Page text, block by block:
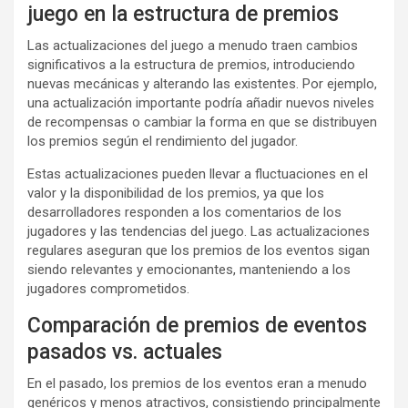
juego en la estructura de premios
Las actualizaciones del juego a menudo traen cambios
significativos a la estructura de premios, introduciendo
nuevas mecánicas y alterando las existentes. Por ejemplo,
una actualización importante podría añadir nuevos niveles
de recompensas o cambiar la forma en que se distribuyen
los premios según el rendimiento del jugador.
Estas actualizaciones pueden llevar a fluctuaciones en el
valor y la disponibilidad de los premios, ya que los
desarrolladores responden a los comentarios de los
jugadores y las tendencias del juego. Las actualizaciones
regulares aseguran que los premios de los eventos sigan
siendo relevantes y emocionantes, manteniendo a los
jugadores comprometidos.
Comparación de premios de eventos
pasados vs. actuales
En el pasado, los premios de los eventos eran a menudo
genéricos y menos atractivos, consistiendo principalmente